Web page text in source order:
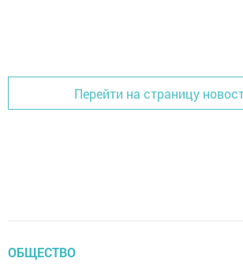
Перейти на страницу
ОБЩЕСТВО